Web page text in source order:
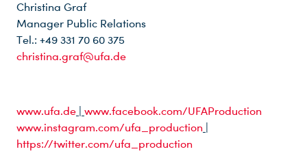
Christina Graf
Manager Public Relations
Tel.: +49 331 70 60 375
christina.graf@ufa.de
www.ufa.de
www.facebook.com/UFAProduction
www.instagram.com/ufa_production
https://twitter.com/ufa_production